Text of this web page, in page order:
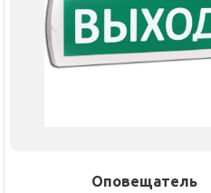
Оповещатель